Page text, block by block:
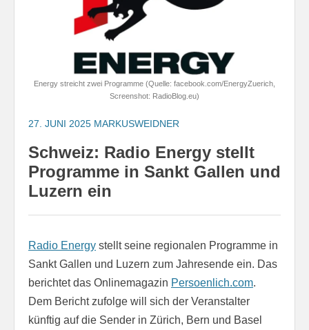
Energy streicht zwei Programme (Quelle: facebook.com/EnergyZuerich,
Screenshot: RadioBlog.eu)
27. JUNI 2025 MARKUSWEIDNER
Schweiz: Radio Energy stellt
Programme in Sankt Gallen und
Luzern ein
Radio Energy stellt seine regionalen Programme in
Sankt Gallen und Luzern zum Jahresende ein. Das
berichtet das Onlinemagazin Persoenlich.com.
Dem Bericht zufolge will sich der Veranstalter
künftig auf die Sender in Zürich, Bern und Basel